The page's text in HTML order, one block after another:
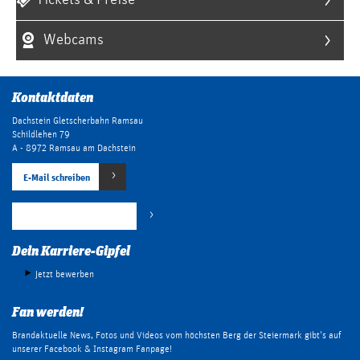
Webcams
Kontaktdaten
Dachstein Gletscherbahn Ramsau
Schildlehen 79
A - 8972 Ramsau am Dachstein
E-Mail schreiben
Dein Karriere-Gipfel
Jetzt bewerben
Fan werden!
Brandaktuelle News, Fotos und Videos vom höchsten Berg der Steiermark gibt's auf
unserer Facebook & Instagram Fanpage!